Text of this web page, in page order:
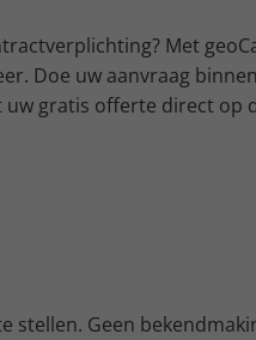
Met
Doe uw aanvraag
gratis offerte direct op
stellen. Geen